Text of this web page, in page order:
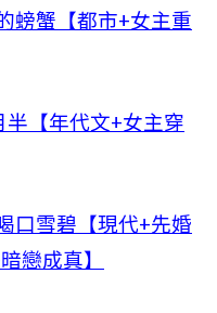
螃蟹【都市+女主重
半【年代文+女主穿
口雪碧【現代+先婚
戀成真】